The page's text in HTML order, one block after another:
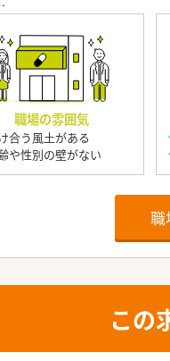
職場の雰囲気
合う風土がある
や性別の壁がない
職
この